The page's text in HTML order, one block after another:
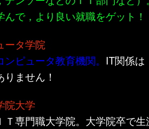
んで，より良い就職をゲット！
ータ学院
ピュータ教育機関。 IT関係は
ません！
院大学
Ｔ専門職大学院。大学院卒で